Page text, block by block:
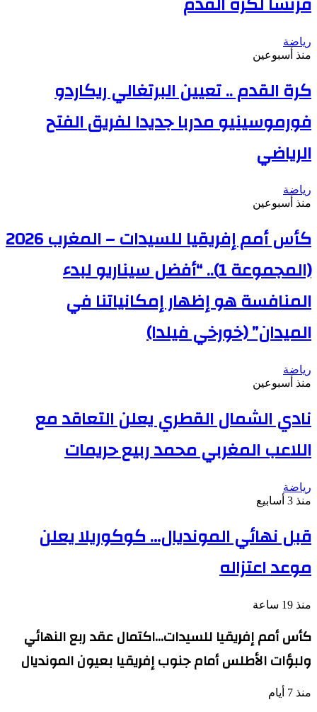
رياضة
منذ أسبوعين
كرة القدم .. تعيين البرتغالي ريكاردو
فورموسينيو مدربا جديدا لفريق الفتح
الرياضي
رياضة
منذ أسبوعين
كأس أمم إفريقيا للسيدات – المغرب 2026
(المجموعة 1).. “أفضل سيناريو لبدء
المنافسة هو إظهار إمكانياتنا في
الميدان” (خورخي فيلدا)
رياضة
منذ أسبوعين
نادي الشمال القطري يعلن التعاقد مع
اللاعب المغربي محمد ربيع حريمات
رياضة
منذ 3 أسابيع
قبل نهائي المونديال… كوكوريلا يعلن
موعد اعتزاله
منذ 19 ساعة
كأس أمم إفريقيا للسيدات…اكتمال عقد ربع النهائي
ولبؤات الأطلس أمام جنوب إفريقيا بعيون المونديال
منذ 7 أيام